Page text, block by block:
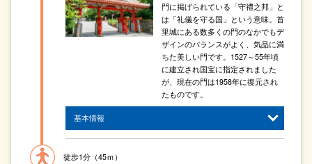
門に掲げられている「守禮之邦」と
は「礼儀を守る国」という意味。首
里城にある数多くの門のなかでもデ
ザインのバランスがよく、気品に満
ちた美しい門です。1527～55年頃
に建立され国宝に指定されました
が、現在の門は1958年に復元され
たものです。
基本情報
徒歩1分（45ｍ）